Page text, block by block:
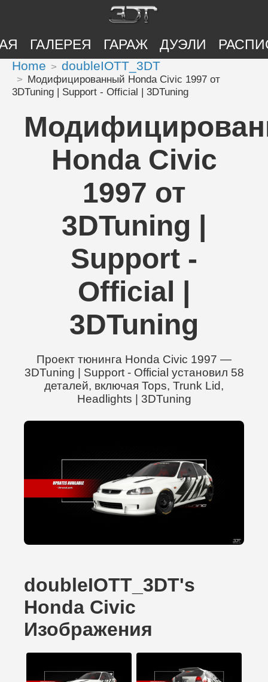
ГАЛЕРЕЯ ГАРАЖ ДУЭЛИ
Home doubleIOTT_3DT
Модифицированный Honda Civic 1997 от
3DTuning | Support - Official | 3DTuning
Honda Civic
1997 от
3DTuning |
Support -
Official |
3DTuning
Проект тюнинга Honda Civic 1997 —
3DTuning | Support - Official установил 58
деталей, включая Tops, Trunk Lid,
Headlights | 3DTuning
doubleIOTT_3DT's
Honda Civic
Изображения